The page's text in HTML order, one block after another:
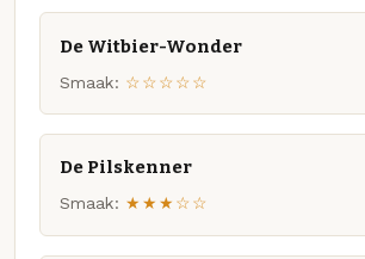
De Witbier-Wonder
Smaak: ☆☆☆☆☆
De Pilskenner
Smaak: ★★★☆☆